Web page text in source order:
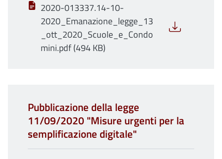
2020-013337.14-10-
2020_Emanazione_legge_13
_ott_2020_Scuole_e_Condo
mini.pdf (494 KB)
Pubblicazione della legge
11/09/2020 "Misure urgenti per la
semplificazione digitale"